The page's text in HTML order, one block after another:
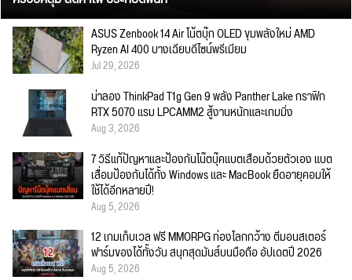
ASUS Zenbook 14 Air โน้ตบุ๊ก OLED ขุมพลังใหม่ AMD
Ryzen AI 400 บางเฉียบดีไซน์พรีเมียม
Jul 29, 2026
น่าลอง ThinkPad T1g Gen 9 พลัง Panther Lake กราฟิก
RTX 5070 แรม LPCAMM2 สู้งานหนักและเกมมิ่ง
Aug 3, 2026
7 วิธีแก้ปัญหาและป้องกันโน๊ตบุ๊คแบตเสื่อมด้วยตัวเอง แบต
เสื่อมป้องกันได้ทั้ง Windows และ MacBook ยืดอายุคอมให้
ใช้ได้อีกหลายปี!
Aug 5, 2026
12 เกมเก็บเวล ฟรี MMORPG ท่องโลกกว้าง ตีมอนสเตอร์
ฟาร์มของได้ทั้งวัน สนุกสุดมันส์บนมือถือ อัปเดตปี 2026
Aug 5, 2026